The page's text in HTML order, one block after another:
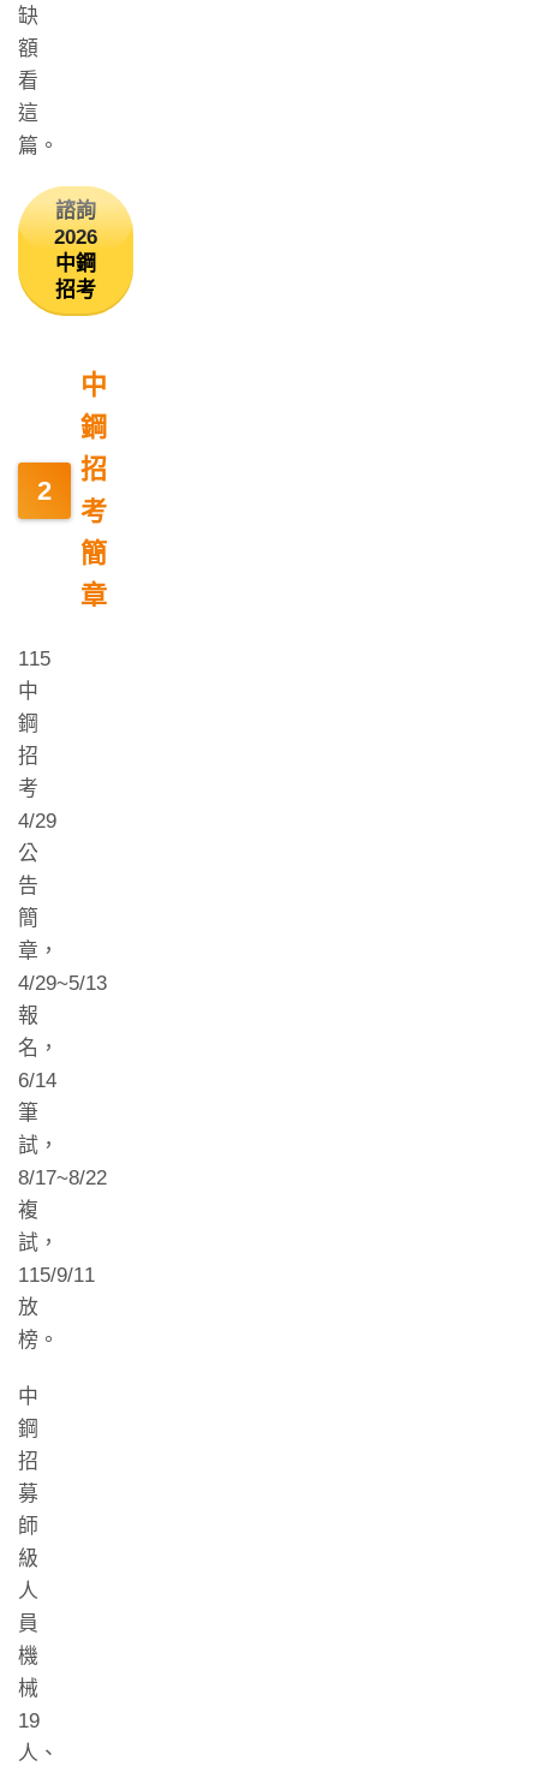
缺
額
看
這
篇。
諮詢
2026
中鋼
招考
中
鋼
招
考
簡
章
115
中
鋼
招
考
4/29
公
告
簡
章，
4/29~5/13
報
名，
6/14
筆
試，
8/17~8/22
複
試，
115/9/11
放
榜。
中
鋼
招
募
師
級
人
員
機
械
19
人、